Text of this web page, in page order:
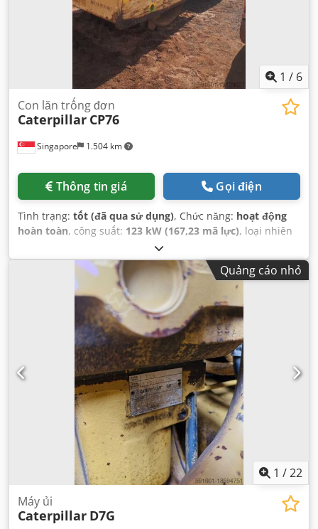
1 / 6
Singapore 1.504 km
Con lăn trống đơn
Caterpillar CP76
Thông tin giá Gọi điện
Tình trạng: tốt (đã qua sử dụng), Chức năng: hoạt động
hoàn toàn, công suất: 123 kW (167,23 mã lực), loại nhiên
, trọng lượng tổng cộng:
kg, số máy/phương tiện:JCP00107, Thiết bị:cabin,
Quảng cáo nhỏ
1 /22
Máy ủi
Caterpillar D7G